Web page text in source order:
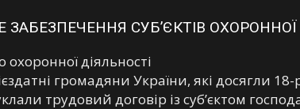
ЗАБЕЗПЕЧЕННЯ СУБ’ЄКТІВ
діяльності
громадяни України, які досягли
трудовий договір із суб’єктом